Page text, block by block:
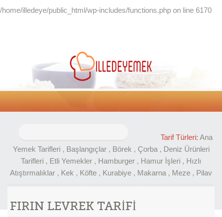
/home/illedeye/public_html/wp-includes/functions.php on line 6170
Tarif Türleri: Ana
Yemek Tarifleri, Başlangıçlar, Börek , Çorba, Deniz Ürünleri
Tarifleri , Etli Yemekler , Hamburger , Hamur İşleri , Hızlı
Atıştırmalıklar , Kek , Köfte , Kurabiye , Makarna , Meze , Pilav
FIRIN LEVREK TARİFİ